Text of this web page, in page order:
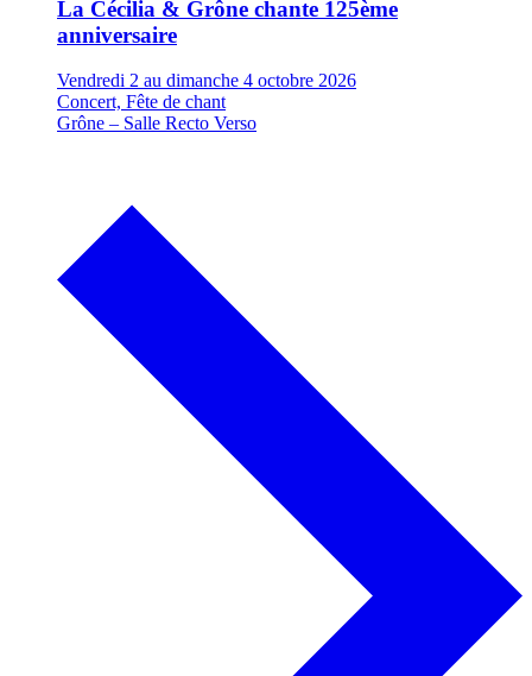
La Cécilia & Grône chante 125ème
anniversaire
Vendredi 2 au dimanche 4 octobre 2026
Concert, Fête de chant
Grône – Salle Recto Verso